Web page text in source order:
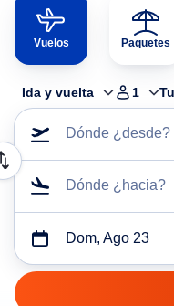
Vuelos Paquetes
Ida y vuelta 1
Dónde ¿desde?
Dónde ¿hacia?
Dom, Ago 23